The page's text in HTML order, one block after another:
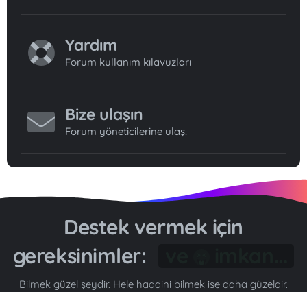
Yardım
Forum kullanım kılavuzları
Bize ulaşın
Forum yöneticilerine ulaş.
Destek vermek için
gereksinimler:
Bilmek güzel şeydir. Hele haddini bilmek ise daha güzeldir.